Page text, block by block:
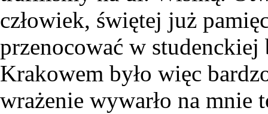
człowiek, świętej już
przenocować w
Krakowem było więc
wrażenie wywarło na mnie